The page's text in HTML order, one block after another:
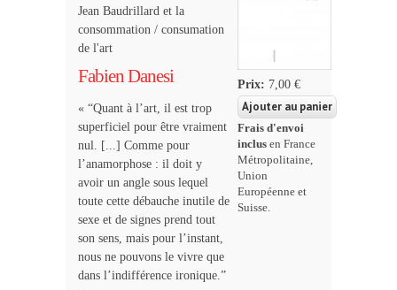
Jean Baudrillard et la
consommation / consumation
de l'art
Fabien Danesi
« “Quant à l’art, il est trop
superficiel pour être vraiment
nul. [...] Comme pour
l’anamorphose : il doit y
avoir un angle sous lequel
toute cette débauche inutile de
sexe et de signes prend tout
son sens, mais pour l’instant,
nous ne pouvons le vivre que
dans l’indifférence ironique.”
Prix: 7,00 €
Frais d'envoi
inclus en France
Métropolitaine,
Union
Européenne et
Suisse.